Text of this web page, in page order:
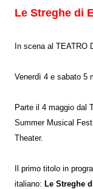
Le Streghe di
In scena al TEATRO
Venerdì 4 e sabato 5
Parte il 4 maggio dal
Summer Musical
Theater.
Il primo titolo in
italiano: Le Streghe